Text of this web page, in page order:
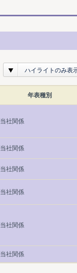
ハイライトのみ表
年表種別
当社関係
当社関係
当社関係
当社関係
当社関係
当社関係